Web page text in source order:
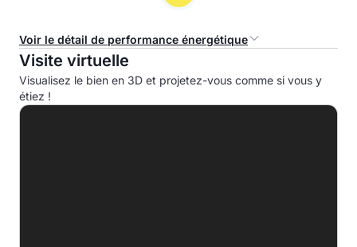
Voir le détail de performance énergétique
Consommation d'énergie primaire (CEP)
A
Visite virtuelle
Visualisez le bien en 3D et projetez-vous comme si vous y
étiez !